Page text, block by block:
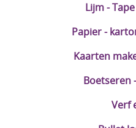
Lijm -
Papier -
Kaarten
Boetseren
Verf